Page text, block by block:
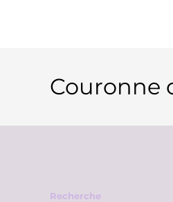
Couronne
Recherche